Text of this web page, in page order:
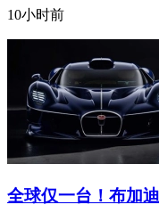
10小时前
全球仅一台！布加